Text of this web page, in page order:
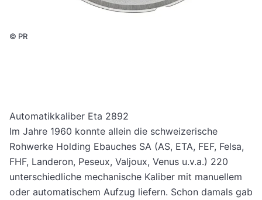
© PR
Automatikkaliber Eta 2892
Im Jahre 1960 konnte allein die schweizerische
Rohwerke Holding Ebauches SA (AS, ETA, FEF, Felsa,
FHF, Landeron, Peseux, Valjoux, Venus u.v.a.) 220
unterschiedliche mechanische Kaliber mit manuellem
oder automatischem Aufzug liefern. Schon damals gab